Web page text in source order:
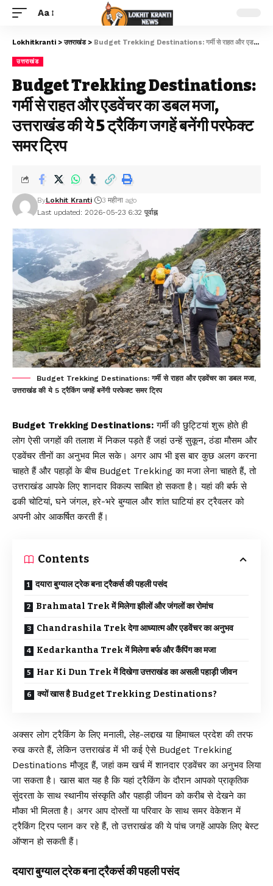
Aa
Lokhitkranti >उत्तराखंड> Budget Trekking Destinations: गर्मी से राहत और एडवेंचर का डबल मजा, उत्तराखंड की ये 5 ट्रैकिंग जगहें बनेंगी परफेक्ट समर ट्रिप
उत्तराखंड
Budget Trekking Destinations:
गर्मी से राहत और एडवेंचर का डबल मजा,
उत्तराखंड की ये 5 ट्रैकिंग जगहें बनेंगी परफेक्ट
समर ट्रिप
Last updated: 2026-05-23 6:32 पूर्वाह्न
ByLokhit Kranti 3 महीना ago
Budget Trekking Destinations: गर्मी से राहत और एडवेंचर का डबल मजा,
उत्तराखंड की ये 5 ट्रैकिंग जगहें बनेंगी परफेक्ट समर ट्रिप
Budget Trekking Destinations: गर्मी की छुट्टियां शुरू होते ही
लोग ऐसी जगहों की तलाश में निकल पड़ते हैं जहां उन्हें सुकून, ठंडा मौसम और
एडवेंचर तीनों का अनुभव मिल सके। अगर आप भी इस बार कुछ अलग करना
चाहते हैं और पहाड़ों के बीच Budget Trekking का मजा लेना चाहते हैं, तो
उत्तराखंड आपके लिए शानदार विकल्प साबित हो सकता है। यहां की बर्फ से
ढकी चोटियां, घने जंगल, हरे-भरे बुग्याल और शांत घाटियां हर ट्रैवलर को
अपनी ओर आकर्षित करती हैं।
Contents
दयारा बुग्याल ट्रेक बना ट्रैकर्स की पहली पसंद
Brahmatal Trek में मिलेगा झीलों और जंगलों का रोमांच
Chandrashila Trek देगा आध्यात्म और एडवेंचर का अनुभव
Kedarkantha Trek में मिलेगा बर्फ और कैंपिंग का मजा
Har Ki Dun Trek में दिखेगा उत्तराखंड का असली पहाड़ी जीवन
क्यों खास है Budget Trekking Destinations?
अक्सर लोग ट्रैकिंग के लिए मनाली, लेह-लद्दाख या हिमाचल प्रदेश की तरफ
रुख करते हैं, लेकिन उत्तराखंड में भी कई ऐसे Budget Trekking
Destinations मौजूद हैं, जहां कम खर्च में शानदार एडवेंचर का अनुभव लिया
जा सकता है। खास बात यह है कि यहां ट्रैकिंग के दौरान आपको प्राकृतिक
सुंदरता के साथ स्थानीय संस्कृति और पहाड़ी जीवन को करीब से देखने का
मौका भी मिलता है। अगर आप दोस्तों या परिवार के साथ समर वेकेशन में
ट्रैकिंग ट्रिप प्लान कर रहे हैं, तो उत्तराखंड की ये पांच जगहें आपके लिए बेस्ट
ऑप्शन हो सकती हैं।
दयारा बुग्याल ट्रेक बना ट्रैकर्स की पहली पसंद